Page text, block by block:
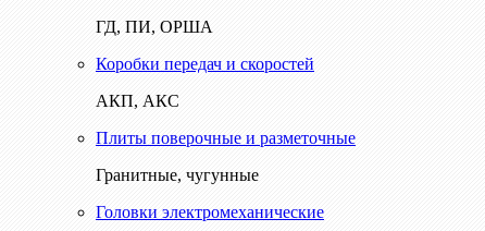
ГД, ПИ, ОРША
Коробки передач и скоростей
АКП, АКС
Плиты поверочные и разметочные
Гранитные, чугунные
Головки электромеханические